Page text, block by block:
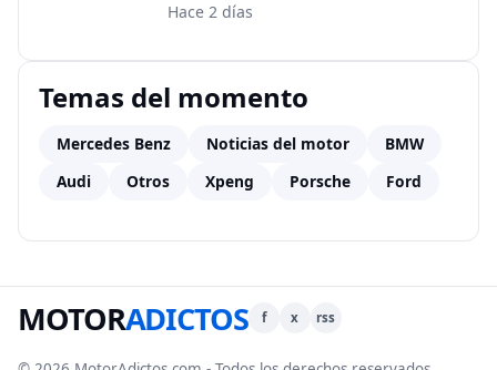
Hace 2 días
Temas del momento
Mercedes Benz Noticias del motor
BMW
Audi
Otros Xpeng Porsche Ford
MOTORADICTOS f x rss